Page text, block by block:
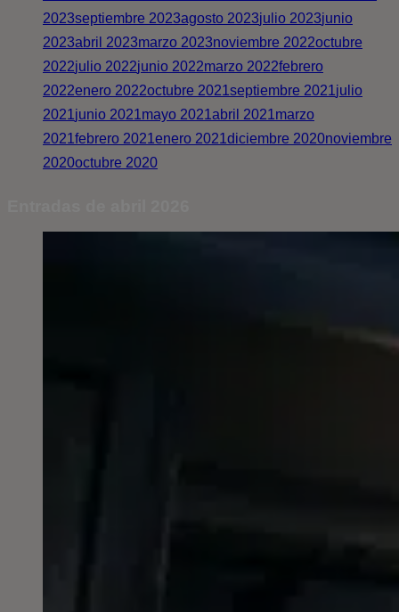
2023septiembre 2023agosto 2023julio 2023junio
2023abril 2023marzo 2023noviembre 2022octubre
2022julio 2022junio 2022marzo 2022febrero
2022enero 2022octubre 2021septiembre 2021julio
2021junio 2021mayo 2021abril 2021marzo
2021febrero 2021enero 2021diciembre 2020noviembre
2020octubre 2020